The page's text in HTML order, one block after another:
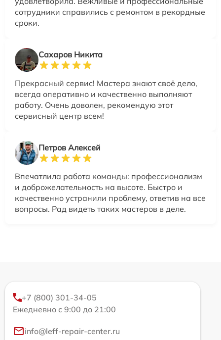
сотрудники справились с ремонтом в рекордные
сроки.
Сахаров Никита
Прекрасный сервис! Мастера знают своё дело,
всегда оперативно и качественно выполняют
работу. Очень доволен, рекомендую этот
сервисный центр всем!
Петров Алексей
Впечатлила работа команды: профессионализм
и доброжелательность на высоте. Быстро и
качественно устранили проблему, ответив на все
вопросы. Рад видеть таких мастеров в деле.
+7 (800) 301-34-05
Ежедневно с 9:00 до 21:00
info@leff-repair-center.ru